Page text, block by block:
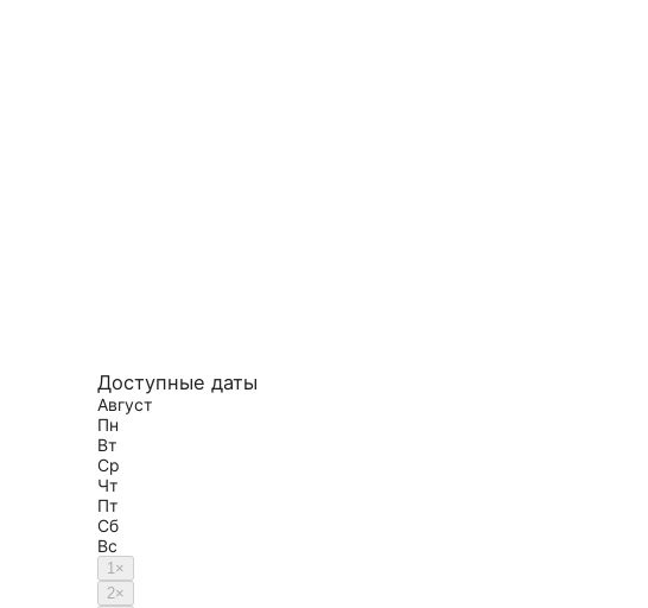
Доступные даты
Август
Пн
Вт
Ср
Чт
Пт
Сб
Вс
1×
2×